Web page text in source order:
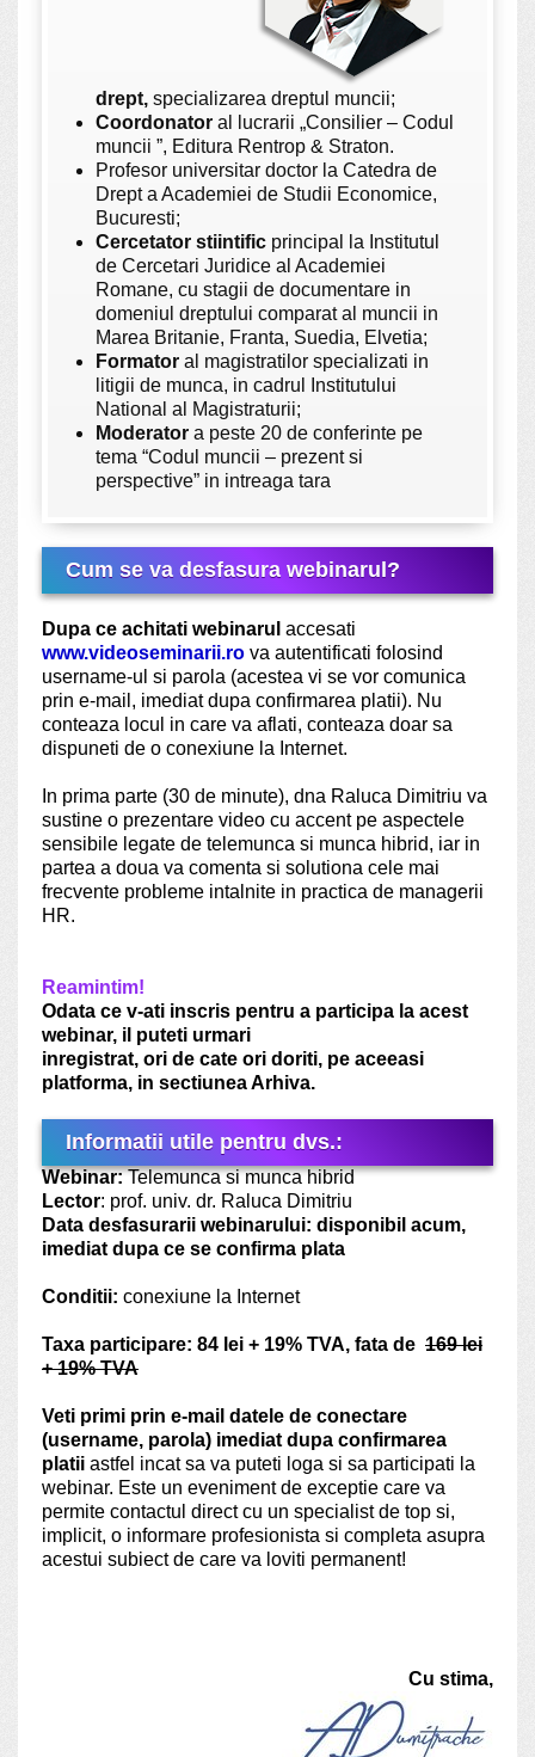
drept, specializarea dreptul muncii;
Coordonator al lucrarii „Consilier – Codul
muncii ”, Editura Rentrop & Straton.
Profesor universitar doctor la Catedra de
Drept a Academiei de Studii Economice,
Bucuresti;
Cercetator stiintific principal la Institutul
de Cercetari Juridice al Academiei
Romane, cu stagii de documentare in
domeniul dreptului comparat al muncii in
Marea Britanie, Franta, Suedia, Elvetia;
Formator al magistratilor specializati in
litigii de munca, in cadrul Institutului
National al Magistraturii;
Moderator a peste 20 de conferinte pe
tema “Codul muncii – prezent si
perspective” in intreaga tara
Cum se va desfasura webinarul?
Dupa ce achitati webinarul accesati
www.videoseminarii.ro va autentificati folosind
username-ul si parola (acestea vi se vor comunica
prin e-mail, imediat dupa confirmarea platii). Nu
conteaza locul in care va aflati, conteaza doar sa
dispuneti de o conexiune la Internet.
In prima parte (30 de minute), dna Raluca Dimitriu va
sustine o prezentare video cu accent pe aspectele
sensibile legate de telemunca si munca hibrid, iar in
partea a doua va comenta si solutiona cele mai
frecvente probleme intalnite in practica de managerii
HR.
Reamintim!
Odata ce v-ati inscris pentru a participa la acest
webinar, il puteti urmari
inregistrat, ori de cate ori doriti, pe aceeasi
platforma, in sectiunea Arhiva.
Informatii utile pentru dvs.:
Webinar:Telemunca si munca hibrid
Lector: prof. univ. dr. Raluca Dimitriu
Data desfasurarii webinarului: disponibil acum,
imediat dupa ce se confirma plata
Conditii: conexiune la Internet
Taxa participare: 84 lei + 19% TVA, fata de 169 lei
+ 19% TVA
Veti primi prin e-mail datele de conectare
(username, parola) imediat dupa confirmarea
platii astfel incat sa va puteti loga si sa participati la
webinar. Este un eveniment de exceptie care va
permite contactul direct cu un specialist de top si,
implicit, o informare profesionista si completa asupra
acestui subiect de care va loviti permanent!
Cu stima,